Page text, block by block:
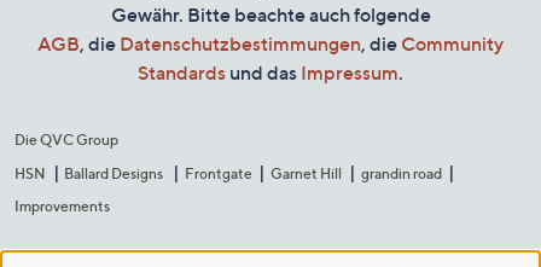
Gewähr. Bitte beachte auch folgende
AGB, die Datenschutzbestimmungen, die Community
Standards und das Impressum.
Die QVC Group
HSN
Ballard Designs Frontgate Garnet Hill
grandin road
Improvements